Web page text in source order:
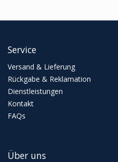
Service
Versand & Lieferung
Rückgabe & Reklamation
Dienstleistungen
Kontakt
FAQs
Über uns